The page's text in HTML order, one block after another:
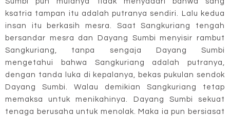
ksatria tampan itu adalah putranya sendiri. Lalu kedua
insan itu berkasih mesra. Saat Sangkuriang tengah
bersandar mesra dan Dayang Sumbi menyisir rambut
Sangkuriang, tanpa sengaja Dayang Sumbi
mengetahui bahwa Sangkuriang adalah putranya,
dengan tanda luka di kepalanya, bekas pukulan sendok
Dayang Sumbi. Walau demikian Sangkuriang tetap
memaksa untuk menikahinya. Dayang Sumbi sekuat
tenaga berusaha untuk menolak. Maka ia pun bersiasat